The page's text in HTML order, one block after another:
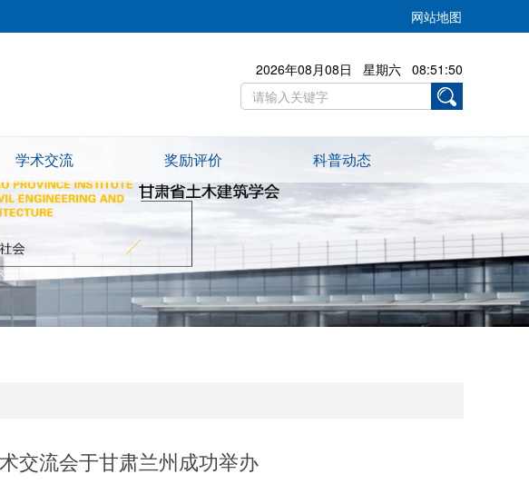
网站地图
2026年08月08日 星期六 08:51:51
学术交流 奖励评价 科普动态
交流会于甘肃兰州成功举办